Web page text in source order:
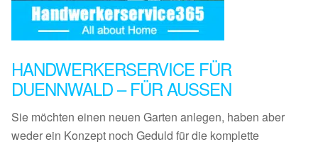
HANDWERKERSERVICE FÜR
DUENNWALD – FÜR AUSSEN
Sie möchten einen neuen Garten anlegen, haben aber
weder ein Konzept noch Geduld für die komplette